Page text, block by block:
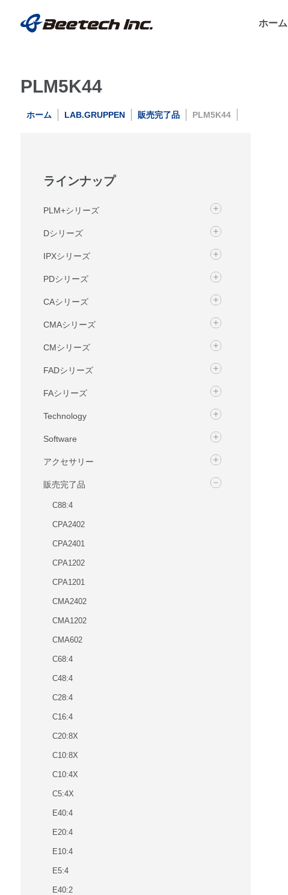
ホーム
PLM5K44
ホーム LAB.GRUPPEN 販売完了品 PLM5K44
ラインナップ
PLM+シリーズ
Dシリーズ
IPXシリーズ
PDシリーズ
CAシリーズ
CMAシリーズ
CMシリーズ
FADシリーズ
FAシリーズ
Technology
Software
アクセサリー
販売完了品
C88:4
CPA2402
CPA2401
CPA1202
CPA1201
CMA2402
CMA1202
CMA602
C68:4
C48:4
C28:4
C16:4
C20:8X
C10:8X
C10:4X
C5:4X
E40:4
E20:4
E10:4
E5:4
E40:2